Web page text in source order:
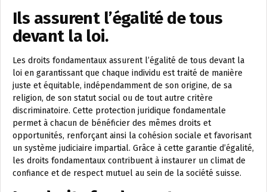
Ils assurent l’égalité de tous
devant la loi.
Les droits fondamentaux assurent l’égalité de tous devant la
loi en garantissant que chaque individu est traité de manière
juste et équitable, indépendamment de son origine, de sa
religion, de son statut social ou de tout autre critère
discriminatoire. Cette protection juridique fondamentale
permet à chacun de bénéficier des mêmes droits et
opportunités, renforçant ainsi la cohésion sociale et favorisant
un système judiciaire impartial. Grâce à cette garantie d’égalité,
les droits fondamentaux contribuent à instaurer un climat de
confiance et de respect mutuel au sein de la société suisse.